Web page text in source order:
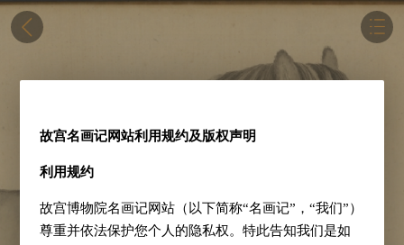
故宫名画记网站利用规约及版权声明
利用规约
故宫博物院名画记网站（以下简称“名画记”，“我们”）
尊重并依法保护您个人的隐私权。特此告知我们是如